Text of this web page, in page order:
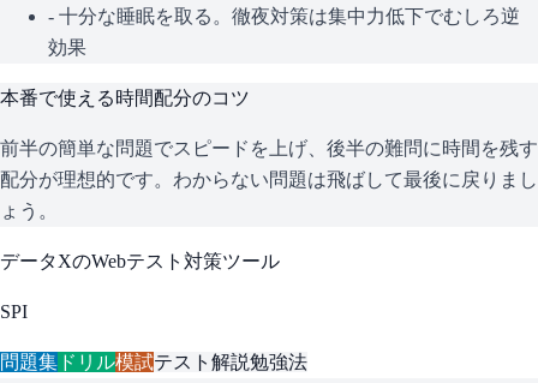
- 十分な睡眠を取る。徹夜対策は集中力低下でむしろ逆
効果
本番で使える時間配分のコツ
前半の簡単な問題でスピードを上げ、後半の難問に時間を残す
配分が理想的です。わからない問題は飛ばして最後に戻りまし
ょう。
データXのWebテスト対策ツール
SPI
問題集 ドリル模試テスト解説勉強法